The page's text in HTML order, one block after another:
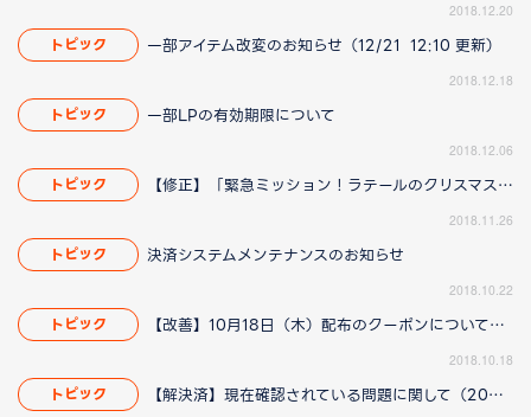
2018.12.20
トピック 一部アイテム改変のお知らせ（12/21 12:10 更新）
2018.12.18
トピック 一部LPの有効期限について
2018.12.06
トピック 【修正】「緊急ミッション！ラテールのクリスマスを救え！」イベントに関して(11/29 14:15更新)
2018.11.26
トピック 決済システムメンテナンスのお知らせ
2018.10.22
トピック 【改善】10月18日（木）配布のクーポンについてのお知らせ（10/18 19:30更新）
2018.10.18
トピック 【解決済】現在確認されている問題に関して（2025/1/23 13:00更新）